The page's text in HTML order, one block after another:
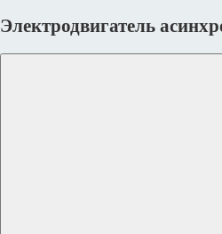
Электродвигатель